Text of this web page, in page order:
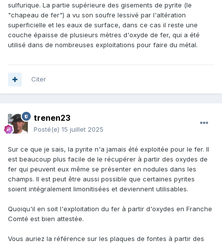
sulfurique. La partie supérieure des gisements de pyrite (le
"chapeau de fer") a vu son soufre lessivé par l'altération
superficielle et les eaux de surface, dans ce cas il reste une
couche épaisse de plusieurs mètres d'oxyde de fer, qui a été
utilisé dans de nombreuses exploitations pour faire du métal.
Citer
trenen23
Posté(e) 15 juillet 2025
Sur ce que je sais, la pyrite n'a jamais été exploitée pour le fer. Il
est beaucoup plus facile de le récupérer à partir des oxydes de
fer qui peuvent eux même se présenter en nodules dans les
champs. Il est peut être aussi possible que certaines pyrites
soient intégralement limonitisées et deviennent utilisables.
Quoiqu'il en soit l'exploitation du fer à partir d'oxydes en Franche
Comté est bien attestée.
Vous auriez la référence sur les plaques de fontes à partir des